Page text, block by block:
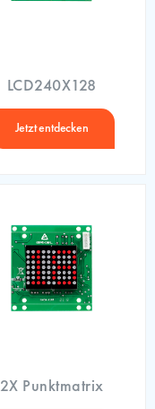
LCD240X128
Jetzt entdecken
2X Punktmatrix